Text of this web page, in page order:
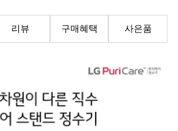
리뷰 구매혜택 사은품